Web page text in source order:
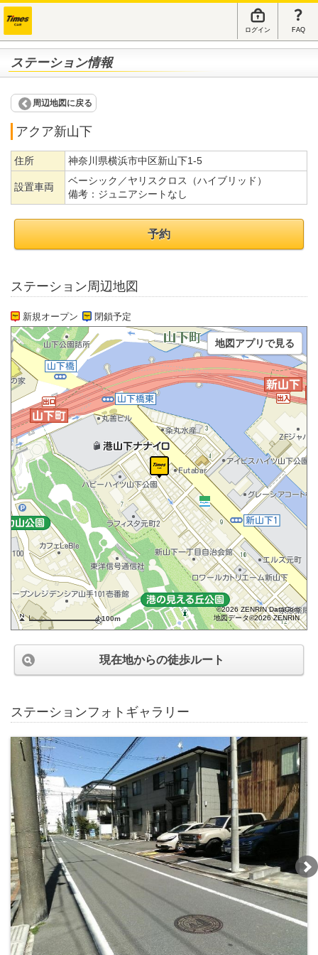
ログイン FAQ
ステーション情報
周辺地図に戻る
アクア新山下
住所 神奈川県横浜市中区新山下1-5
設置車両
ベーシック／ヤリスクロス（ハイブリッド）
備考： ジュニアシートなし
予約
ステーション周辺地図
新規オープン 閉鎖予定
100m
©2026 ZENRIN DataCom
地図データ©2026 ZENRIN
地図アプリで見る
現在地からの徒歩ルート
ステーションフォトギャラリー